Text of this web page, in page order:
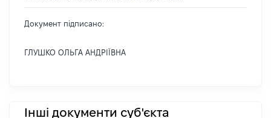
Документ підписано:
ГЛУШКО ОЛЬГА АНДРІЇВНА
Інші документи суб'єкта